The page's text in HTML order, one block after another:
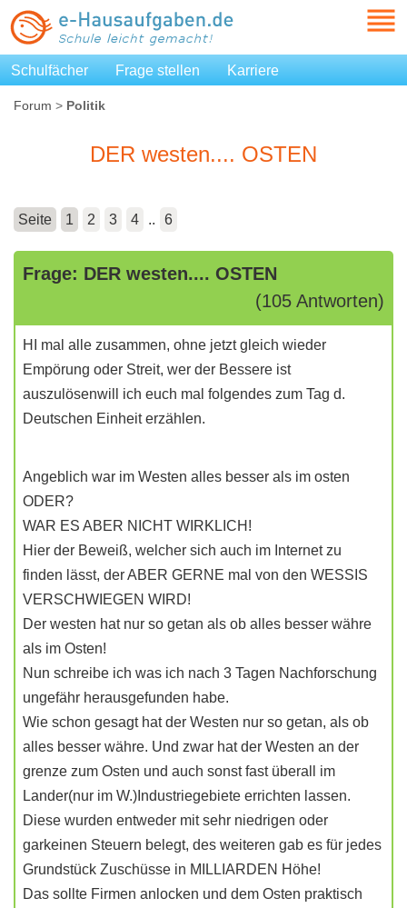
Schulfächer Frage stellen Karriere
Forum > Politik
DER westen.... OSTEN
Seite 1 2 3 4 .. 6
Frage: DER westen.... OSTEN
(105 Antworten)
HI mal alle zusammen, ohne jetzt gleich wieder
Empörung oder Streit, wer der Bessere ist
auszulösenwill ich euch mal folgendes zum Tag d.
Deutschen Einheit erzählen.
Angeblich war im Westen alles besser als im osten
ODER?
WAR ES ABER NICHT WIRKLICH!
Hier der Beweiß, welcher sich auch im Internet zu
finden lässt, der ABER GERNE mal von den WESSIS
VERSCHWIEGEN WIRD!
Der westen hat nur so getan als ob alles besser währe
als im Osten!
Nun schreibe ich was ich nach 3 Tagen Nachforschung
ungefähr herausgefunden habe.
Wie schon gesagt hat der Westen nur so getan, als ob
alles besser währe. Und zwar hat der Westen an der
grenze zum Osten und auch sonst fast überall im
Lander(nur im W.)Industriegebiete errichten lassen.
Diese wurden entweder mit sehr niedrigen oder
garkeinen Steuern belegt, des weiteren gab es für jedes
Grundstück Zuschüsse in MILLIARDEN Höhe!
Das sollte Firmen anlocken und dem Osten praktisch